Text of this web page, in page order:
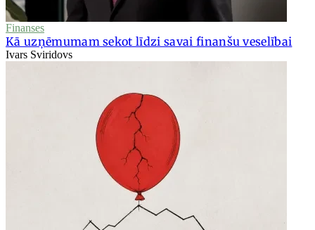
Finanses
Kā uzņēmumam sekot līdzi savai finanšu veselībai
Ivars Sviridovs